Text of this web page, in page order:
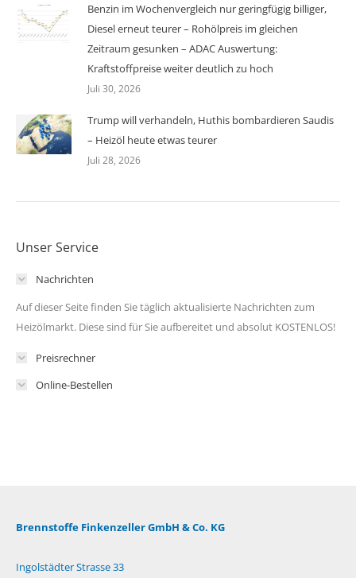
Benzin im Wochenvergleich nur geringfügig billiger,
Diesel erneut teurer – Rohölpreis im gleichen
Zeitraum gesunken – ADAC Auswertung:
Kraftstoffpreise weiter deutlich zu hoch
Juli 30, 2026
Trump will verhandeln, Huthis bombardieren Saudis
– Heizöl heute etwas teurer
Juli 28, 2026
Unser Service
Nachrichten
Auf dieser Seite finden Sie täglich aktualisierte Nachrichten zum
Heizölmarkt. Diese sind für Sie aufbereitet und absolut KOSTENLOS!
Preisrechner
Online-Bestellen
Brennstoffe Finkenzeller GmbH & Co. KG
Ingolstädter Strasse 33